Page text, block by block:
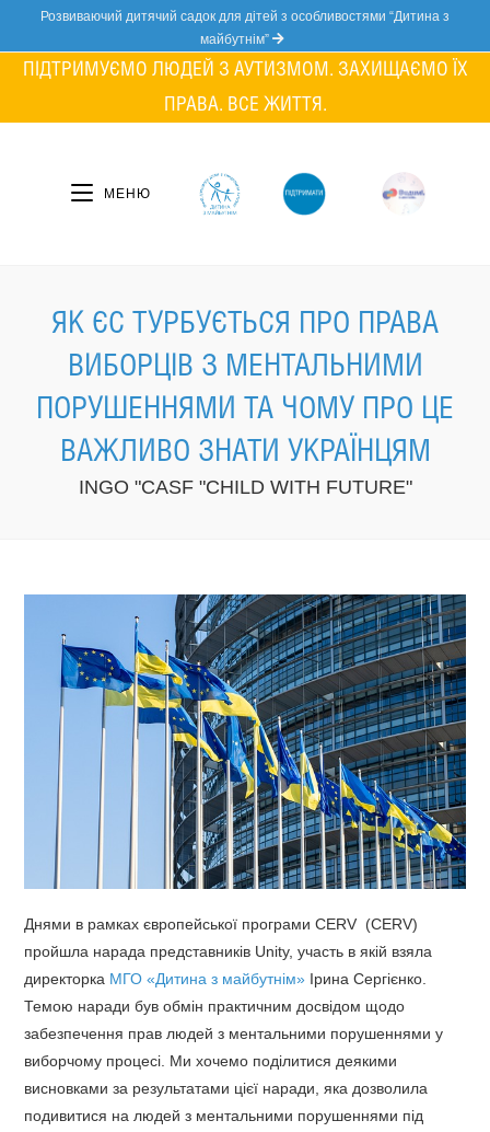
content
Розвиваючий дитячий садок для дітей з особливостями “Дитина з
майбутнім”
ПІДТРИМУЄМО ЛЮДЕЙ З АУТИЗМОМ. ЗАХИЩАЄМО ЇХ
ПРАВА. ВСЕ ЖИТТЯ.
МЕНЮ
ЯК ЄС ТУРБУЄТЬСЯ ПРО ПРАВА
ВИБОРЦІВ З МЕНТАЛЬНИМИ
ПОРУШЕННЯМИ ТА ЧОМУ ПРО ЦЕ
ВАЖЛИВО ЗНАТИ УКРАЇНЦЯМ
INGO "CASF "CHILD WITH FUTURE"
Днями в рамках європейської програми CERV (CERV)
пройшла нарада представників Unitу, участь в якій взяла
директорка МГО «Дитина з майбутнім» Ірина Сергієнко.
Темою наради був обмін практичним досвідом щодо
забезпечення прав людей з ментальними порушеннями у
виборчому процесі. Ми хочемо поділитися деякими
висновками за результатами цієї наради, яка дозволила
подивитися на людей з ментальними порушеннями під